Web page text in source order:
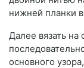
нижней планки
Далее вязать
основного